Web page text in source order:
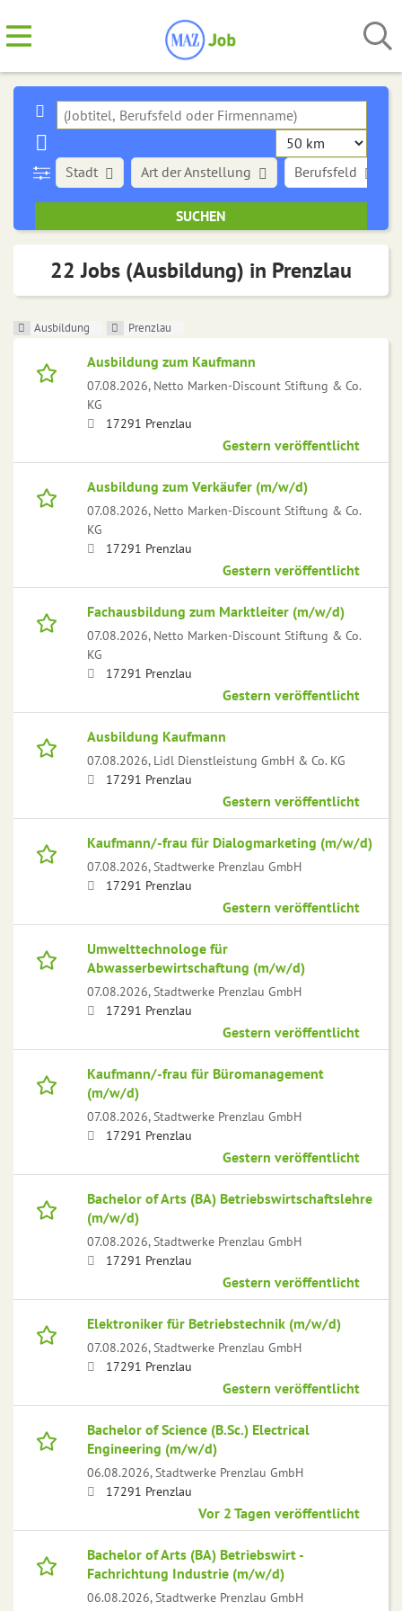
Stadt Art der Anstellung Berufsfeld
22 Jobs (Ausbildung) in Prenzlau
Ausbildung Prenzlau
Ausbildung zum Kaufmann
07.08.2026, Netto Marken-Discount Stiftung & Co.
KG
17291 Prenzlau
Gestern veröffentlicht
Ausbildung zum Verkäufer (m/w/d)
07.08.2026, Netto Marken-Discount Stiftung & Co.
KG
17291 Prenzlau
Gestern veröffentlicht
Fachausbildung zum Marktleiter (m/w/d)
07.08.2026, Netto Marken-Discount Stiftung & Co.
KG
17291 Prenzlau
Gestern veröffentlicht
Ausbildung Kaufmann
07.08.2026, Lidl Dienstleistung GmbH & Co. KG
17291 Prenzlau
Gestern veröffentlicht
Kaufmann/-frau für Dialogmarketing (m/w/d)
07.08.2026,Stadtwerke Prenzlau GmbH
17291 Prenzlau
Gestern veröffentlicht
Umwelttechnologe für
Abwasserbewirtschaftung (m/w/d)
07.08.2026,Stadtwerke Prenzlau GmbH
17291 Prenzlau
Gestern veröffentlicht
Kaufmann/-frau für Büromanagement
(m/w/d)
07.08.2026,Stadtwerke Prenzlau GmbH
17291 Prenzlau
Gestern veröffentlicht
Bachelor of Arts (BA) Betriebswirtschaftslehre
(m/w/d)
07.08.2026,Stadtwerke Prenzlau GmbH
17291 Prenzlau
Gestern veröffentlicht
Elektroniker für Betriebstechnik (m/w/d)
07.08.2026,Stadtwerke Prenzlau GmbH
17291 Prenzlau
Gestern veröffentlicht
Bachelor of Science (B.Sc.) Electrical
Engineering (m/w/d)
06.08.2026,Stadtwerke Prenzlau GmbH
17291 Prenzlau
Vor 2 Tagen veröffentlicht
Bachelor of Arts (BA) Betriebswirt -
Fachrichtung Industrie (m/w/d)
06.08.2026,Stadtwerke Prenzlau GmbH